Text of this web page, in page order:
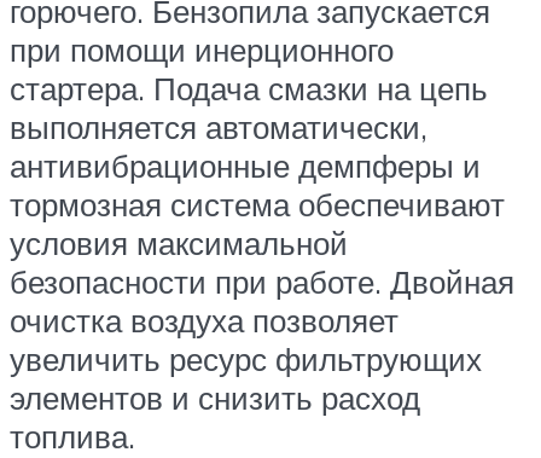
горючего. Бензопила запускается
при помощи инерционного
стартера. Подача смазки на цепь
выполняется автоматически,
антивибрационные демпферы и
тормозная система обеспечивают
условия максимальной
безопасности при работе. Двойная
очистка воздуха позволяет
увеличить ресурс фильтрующих
элементов и снизить расход
топлива.